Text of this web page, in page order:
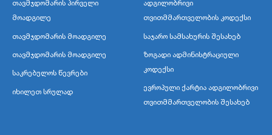
თავმჯდომარის პირველი
მოადგილე
თავმჯდომარის მოადგილე
თავმჯდომარის მოადგილე
საკრებულოს წევრები
იხილეთ სრულად
ადგილობრივი
თვითმმართველობის კოდექსი
საჯარო სამსახურის შესახებ
ზოგადი ადმინისტრაციული
კოდექსი
ევროპული ქარტია ადგილობრივი
თვითმმართველობის შესახებ